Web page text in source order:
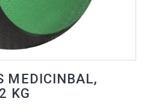
MEDICINBAL,
KG